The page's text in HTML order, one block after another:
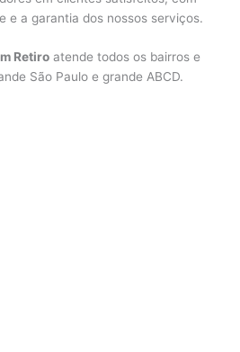
e a garantia dos nossos serviços.
Retiro atende todos os bairros e
São Paulo e grande ABCD.